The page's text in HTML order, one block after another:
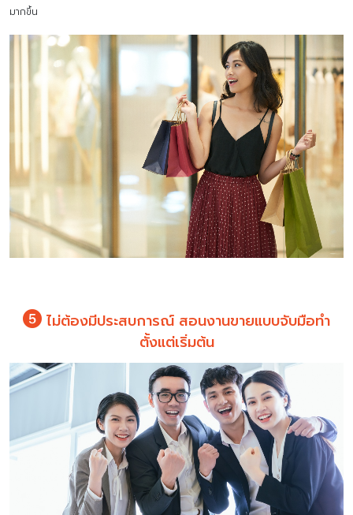
มากขึ้น
ไม่ต้องมีประสบการณ์ สอนงานขายแบบจับมือทำ
ตั้งแต่เริ่มต้น